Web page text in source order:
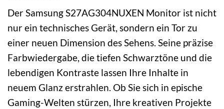
Der Samsung S27AG304NUXEN Monitor ist nicht
nur ein technisches Gerät, sondern ein Tor zu
einer neuen Dimension des Sehens. Seine präzise
Farbwiedergabe, die tiefen Schwarztöne und die
lebendigen Kontraste lassen Ihre Inhalte in
neuem Glanz erstrahlen. Ob Sie sich in epische
Gaming-Welten stürzen, Ihre kreativen Projekte